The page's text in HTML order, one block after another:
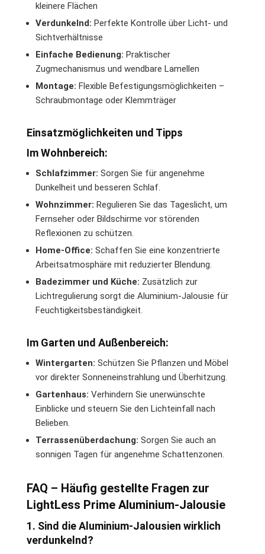
kleinere Flächen
Verdunkelnd: Perfekte Kontrolle über Licht- und
Sichtverhältnisse
Einfache Bedienung: Praktischer
Zugmechanismus und wendbare Lamellen
Montage: Flexible Befestigungsmöglichkeiten –
Schraubmontage oder Klemmträger
Einsatzmöglichkeiten und Tipps
Im Wohnbereich:
Schlafzimmer: Sorgen Sie für angenehme
Dunkelheit und besseren Schlaf.
Wohnzimmer: Regulieren Sie das Tageslicht, um
Fernseher oder Bildschirme vor störenden
Reflexionen zu schützen.
Home-Office: Schaffen Sie eine konzentrierte
Arbeitsatmosphäre mit reduzierter Blendung.
Badezimmer und Küche: Zusätzlich zur
Lichtregulierung sorgt die Aluminium-Jalousie für
Feuchtigkeitsbeständigkeit.
Im Garten und Außenbereich:
Wintergarten: Schützen Sie Pflanzen und Möbel
vor direkter Sonneneinstrahlung und Überhitzung.
Gartenhaus: Verhindern Sie unerwünschte
Einblicke und steuern Sie den Lichteinfall nach
Belieben.
Terrassenüberdachung: Sorgen Sie auch an
sonnigen Tagen für angenehme Schattenzonen.
FAQ – Häufig gestellte Fragen zur
LightLess Prime Aluminium-Jalousie
1. Sind die Aluminium-Jalousien wirklich
verdunkelnd?